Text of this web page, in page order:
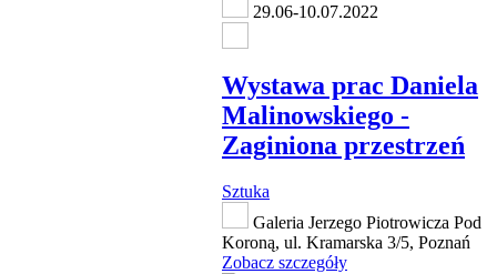
29.06-10.07.2022
Wystawa prac Daniela
Malinowskiego -
Zaginiona przestrzeń
Sztuka
Galeria Jerzego Piotrowicza Pod
Koroną, ul. Kramarska 3/5, Poznań
Zobacz szczegóły